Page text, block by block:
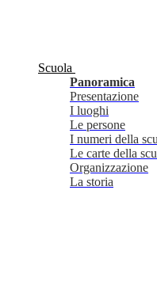
Scuola
Panoramica
Presentazione
I luoghi
Le persone
I numeri della
Le carte della
Organizzazione
La storia